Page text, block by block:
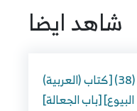
شاهد ايضا
(العربية) شرح عمدة الفقه المختصر (38) [كتاب
البيوع] [باب الجعالة]